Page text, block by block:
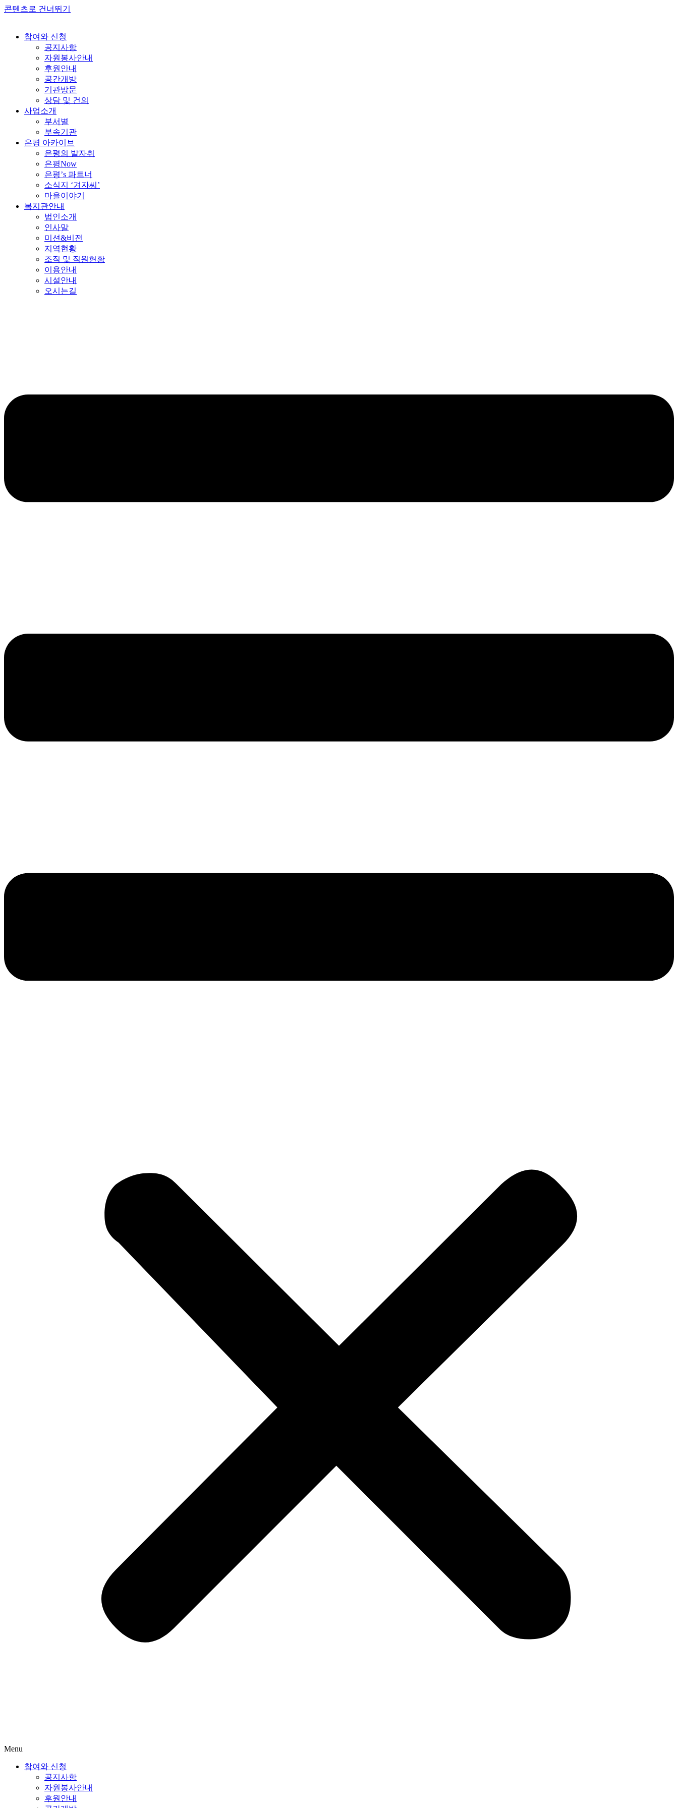
콘텐츠로 건너뛰기
참여와 신청
공지사항
자원봉사안내
후원안내
공간개방
기관방문
상담 및 건의
사업소개
부서별
부속기관
은평 아카이브
은평의 발자취
은평Now
은평’s 파트너
소식지 ‘겨자씨’
마을이야기
복지관안내
법인소개
인사말
미션&비전
지역현황
조직 및 직원현황
이용안내
시설안내
오시는길
Menu
참여와 신청
공지사항
자원봉사안내
후원안내